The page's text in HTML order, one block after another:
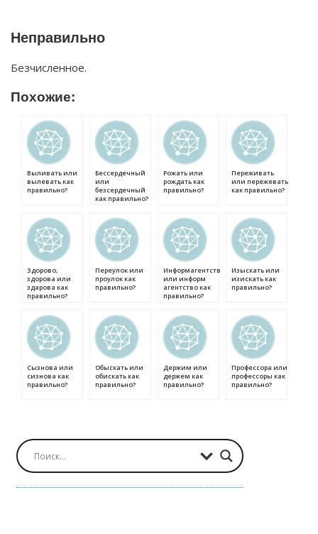
Неправильно
Безчисленное.
Похожие:
Выливать или
вылевать как
правильно?
Бессердечный
или
безсердечный
как правильно?
Рожать или
рождать как
правильно?
Переживать
или пережевать
как правильно?
Здорово,
здорова или
здарова как
правильно?
Переулок или
проулок как
правильно?
Информагентство
или информ
агентство как
правильно?
Изыскать или
изискать как
правильно?
Сызнова или
сизнова как
правильно?
Обыскать или
обискать как
правильно?
Держим или
держем как
правильно?
Профессора или
профессоры как
правильно?